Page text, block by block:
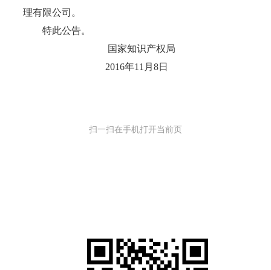
理有限公司。
特此公告。
国家知识产权局
2016年11月8日
扫一扫在手机打开当前页